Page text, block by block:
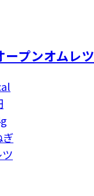
ープンオムレツ
ぎ